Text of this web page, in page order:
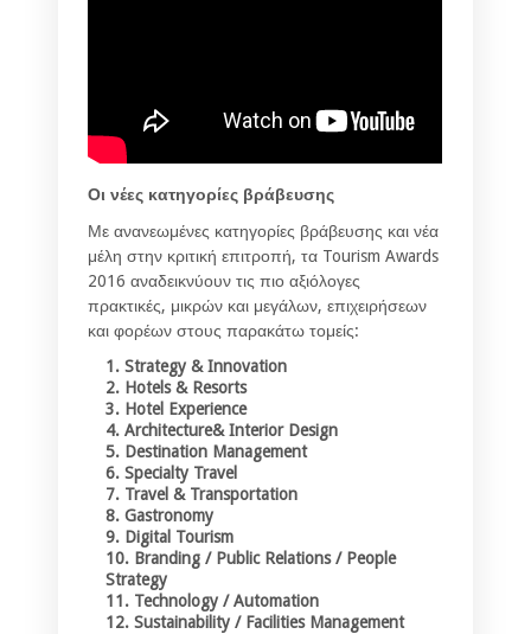
Οι νέες κατηγορίες βράβευσης
Με ανανεωμένες κατηγορίες βράβευσης και νέα
μέλη στην κριτική επιτροπή, τα Tourism Awards
2016 αναδεικνύουν τις πιο αξιόλογες
πρακτικές, μικρών και μεγάλων, επιχειρήσεων
και φορέων στους παρακάτω τομείς:
1. Strategy & Innovation
2. Hotels & Resorts
3. Hotel Experience
4. Architecture& Interior Design
5. Destination Management
6. Specialty Travel
7. Travel & Transportation
8. Gastronomy
9. Digital Tourism
10. Branding / Public Relations / People
Strategy
11. Technology / Automation
12. Sustainability / Facilities Management